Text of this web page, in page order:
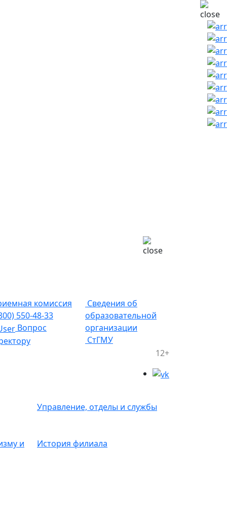
комиссия
550-48-33
Вопрос
Сведения об
образовательной
организации
СтГМУ
12+
Управление, отделы и службы
и История филиала